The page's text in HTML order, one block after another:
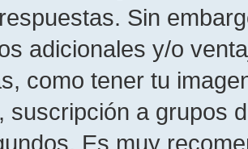
Sin
adicionales y/o
como tener tu
suscripción a grupos
Es muy